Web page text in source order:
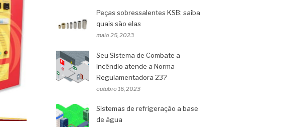
Peças sobressalentes KSB: saiba
quais são elas
maio 25, 2023
Seu Sistema de Combate a
Incêndio atende a Norma
Regulamentadora 23?
outubro 16, 2023
Sistemas de refrigeração a base
de água